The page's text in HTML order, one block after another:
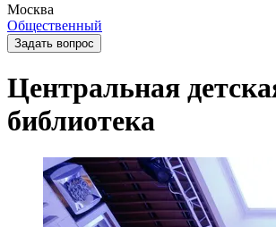
Москва
Общественный
Задать вопрос
Центральная
библиотека